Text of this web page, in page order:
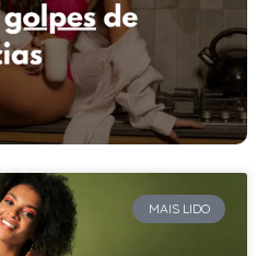
MAIS LIDO